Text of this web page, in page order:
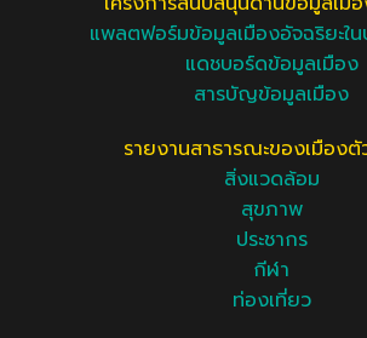
แพลตฟอร์มข้อมูลเมืองอัจฉริยะใน
แดชบอร์ดข้อมูลเมือง
สารบัญข้อมูลเมือง
รายงานสาธารณะของเมือง
สิ่งแวดล้อม
สุขภาพ
ประชากร
กีฬา
ท่องเที่ยว